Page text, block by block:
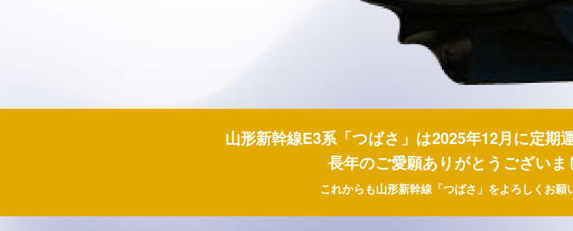
山形新幹線E3系「つばさ」は2025年12月に定期
長年のご愛願ありがとうございま
これからも山形新幹線「つばさ」をよろしくお願